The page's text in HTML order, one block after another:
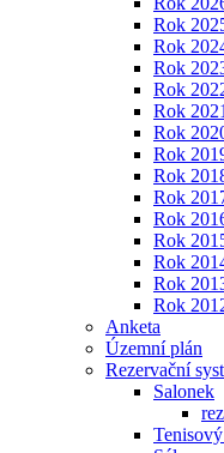
Rok
Rok
Rok
Rok
Rok 2021
Rok
Rok
Rok
Rok
Rok
Rok
Rok
Rok
Rok
Anketa
Územní plán
Rezervační
Salonek